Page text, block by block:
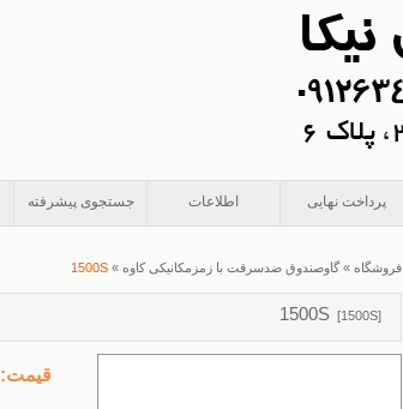
پرداخت نهایی اطلاعات جستجوی پیشرفته
فروشگاه »گاوصندوق ضدسرقت با زمزمکانیکی کاوه »
1500S
1500S [1500S]
قیمت: